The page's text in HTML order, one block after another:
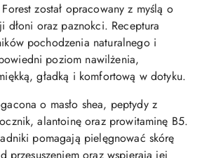
został opracowany z myślą o
dłoni oraz paznokci. Receptura
pochodzenia naturalnego i
poziom nawilżenia,
gładką i komfortową w dotyku.
o masło shea, peptydy z
alantoinę oraz prowitaminę B5.
pomagają pielęgnować skórę